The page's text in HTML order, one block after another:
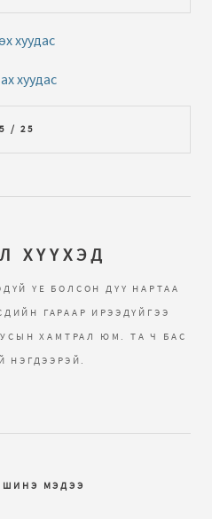
хуудас
хуудас
/ 25
ХҮҮХЭД
ҮЕ БОЛСОН ДҮҮ НАРТАА
ГАРААР ИРЭЭДҮЙГЭЭ
ХАМТРАЛ ЮМ. ТА Ч БАС
НЭГДЭЭРЭЙ.
ШИНЭ МЭДЭЭ